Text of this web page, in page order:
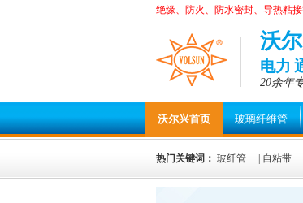
绝缘、防火、防水密封、导热粘
沃
电力
20余年
沃尔兴首页 玻璃纤维管
热门关键词： 玻纤管 自粘带